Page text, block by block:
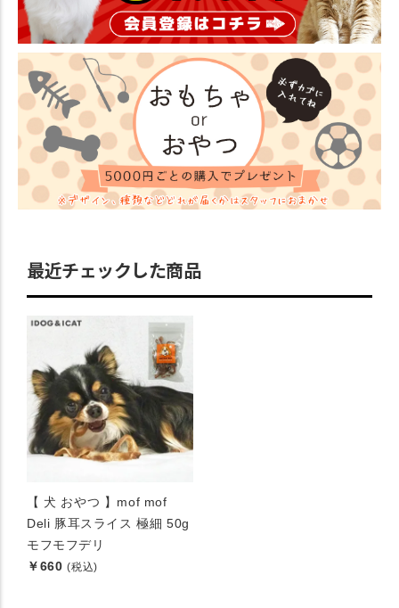
最近チェックした商品
【 犬 おやつ 】mof mof
Deli 豚耳スライス 極細 50g
モフモフデリ
￥660 (税込)